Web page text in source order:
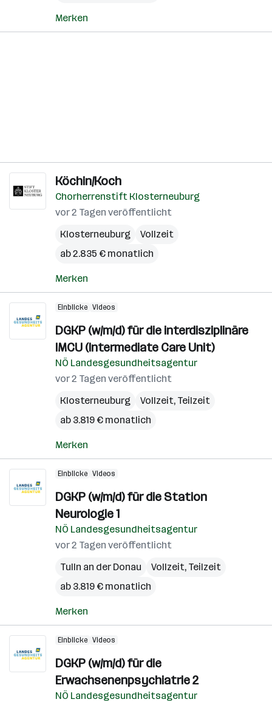
Merken
Köchin/Koch
Chorherrenstift Klosterneuburg
vor 2 Tagen veröffentlicht
Klosterneuburg
Vollzeit
ab 2.835 € monatlich
Merken
Einblicke Videos
DGKP (w/m/d) für die interdisziplinäre
IMCU (Intermediate Care Unit)
NÖ Landesgesundheitsagentur
vor 2 Tagen veröffentlicht
Klosterneuburg
Vollzeit, Teilzeit
ab 3.819 € monatlich
Merken
Einblicke Videos
DGKP (w/m/d) für die Station
Neurologie 1
NÖ Landesgesundheitsagentur
vor 2 Tagen veröffentlicht
Tulln an der Donau
Vollzeit, Teilzeit
ab 3.819 € monatlich
Merken
Einblicke Videos
DGKP (w/m/d) für die
Erwachsenenpsychiatrie 2
NÖ Landesgesundheitsagentur